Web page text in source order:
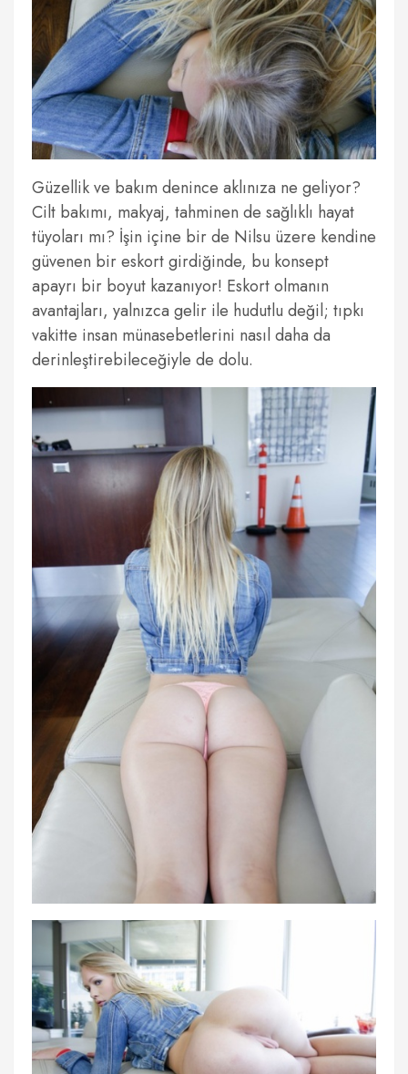
Güzellik ve bakım denince aklınıza ne geliyor?
Cilt bakımı, makyaj, tahminen de sağlıklı hayat
tüyoları mı? İşin içine bir de Nilsu üzere kendine
güvenen bir eskort girdiğinde, bu konsept
apayrı bir boyut kazanıyor! Eskort olmanın
avantajları, yalnızca gelir ile hudutlu değil; tıpkı
vakitte insan münasebetlerini nasıl daha da
derinleştirebileceğiyle de dolu.